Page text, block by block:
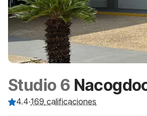
Studio 6
4.4·169 calificaciones